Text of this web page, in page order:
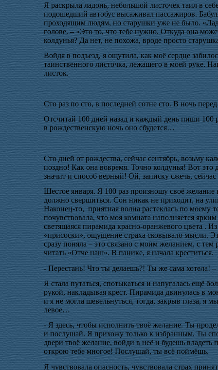
Я раскрыла ладонь, небольшой листочек таил в
подошедший автобус высаживал пассажиров.
проходящим людям, но старушки уже не было.
голове. – «Это то, что тебе нужно. Откуда она
колдунья? Да нет, не похожа, вроде просто
Войдя в подъезд, я ощутила, как моё сердце
таинственного листочка, лежащего в моей руке.
листок.
Сто раз по сто, в последней сотне сто. В ночь
Отсчитай 100 дней назад и каждый день пиши 100
в рождественскую ночь оно сбудется…
Сто дней от рождества, сейчас сентябрь, возьму
поздно! Как она вовремя. Точно колдунья! Вот это
значит и способ верный! Ой, записку сжечь,
Шестое января. Я 100 раз произношу своё
должно свершиться. Сон никак не приходит, на
Наконец-то, приятная волна растеклась по моему
почувствовала, что моя комната наполняется
светящаяся пирамида красно-оранжевого цвета .
«присоски», ощущение страха сковывало мысли.
сразу поняла – это связано с моим желанием, с
читать «Отче наш». В панике, я начала креститься.
- Перестань! Что ты делаешь?! Ты же сама хотела!
Я стала путаться, спотыкаться и напугалась ещё
рукой, накладывая крест. Пирамида двинулась в
и я не могла шевельнуться, тогда, закрыв глаза, я
левое…
- Я здесь, чтобы исполнить твоё желание. Ты
и послушай. Я прихожу только к избранным. Ты
двери твоё желание, войди в неё и будешь
открою тебе многое! Послушай, ты всё поймёшь.
Я чувствовала опасность, чувствовала страх